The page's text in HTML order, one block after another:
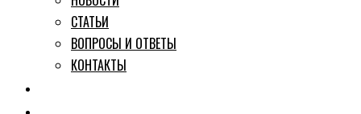
СТАТЬИ
ВОПРОСЫ И ОТВЕТЫ
КОНТАКТЫ